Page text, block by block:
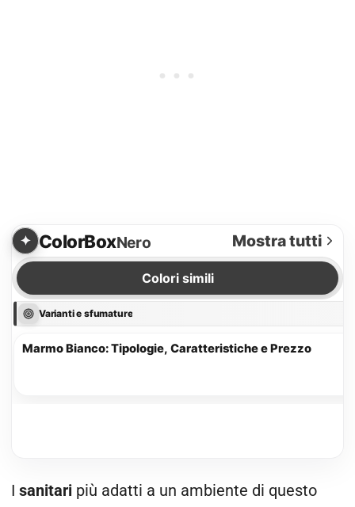
ColorBoxNero Mostra tutti
Colori simili
Varianti e sfumature
Marmo Bianco: Tipologie, Caratteristiche e Prezzo
I sanitari più adatti a un ambiente di questo